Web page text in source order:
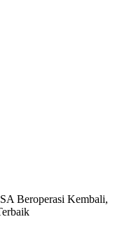
Beroperasi Kembali,